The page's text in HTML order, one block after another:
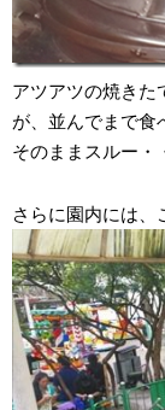
アツアツの焼きた
が、並んでまで食
そのままスルー・
さらに園内には、